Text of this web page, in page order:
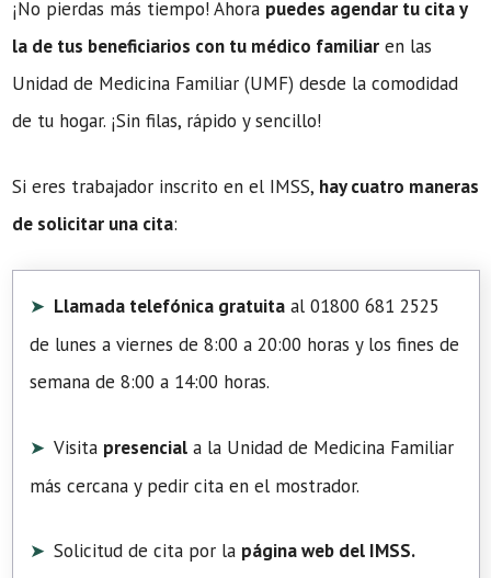
¡No pierdas más tiempo! Ahora puedes agendar tu cita y
la de tus beneficiarios con tu médico familiar en las
Unidad de Medicina Familiar (UMF) desde la comodidad
de tu hogar. ¡Sin filas, rápido y sencillo!
Si eres trabajador inscrito en el IMSS, hay cuatro maneras
de solicitar una cita:
Llamada telefónica gratuita al 01800 681 2525
de lunes a viernes de 8:00 a 20:00 horas y los fines de
semana de 8:00 a 14:00 horas.
Visita presencial a la Unidad de Medicina Familiar
más cercana y pedir cita en el mostrador.
Solicitud de cita por la página web del IMSS.